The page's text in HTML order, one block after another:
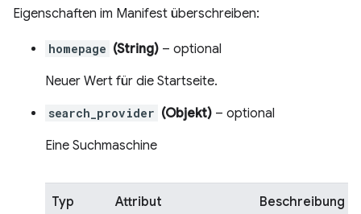
Eigenschaften im Manifest überschreiben:
homepage (String) – optional
Neuer Wert für die Startseite.
search_provider (Objekt) – optional
Eine Suchmaschine
Typ Attribut Beschreibung